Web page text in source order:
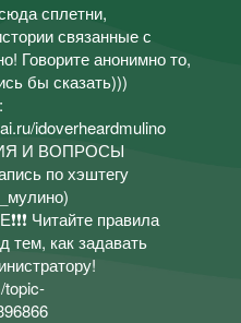
сплетни,
связанные с
Говорите анонимно то,
бы сказать)))
idoverheardmulino
И ВОПРОСЫ
по хэштегу
Читайте правила
тем, как задавать
topic-